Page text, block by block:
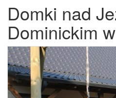
Domki nad
Dominickim
Poprzednie